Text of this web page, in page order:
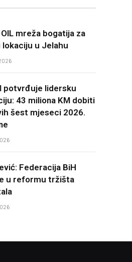
OIL mreža bogatija za
lokaciju u Jelahu
potvrđuje lidersku
43 miliona KM dobiti
šest mjeseci 2026.
Federacija BiH
u reformu tržišta